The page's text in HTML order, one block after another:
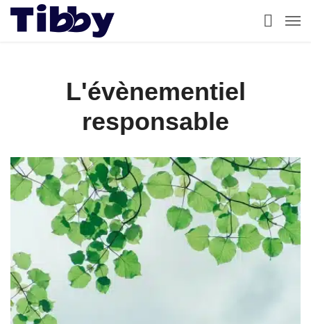
L'évènementiel
responsable